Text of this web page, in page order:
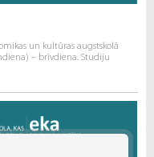
un kultūras augstskolā
– brīvdiena. Studiju